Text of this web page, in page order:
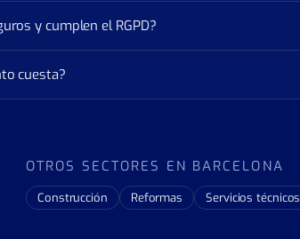
y cumplen el RGPD?
cuesta?
OTROS SECTORES EN BARCELONA
Construcción Reformas Servicios técnicos